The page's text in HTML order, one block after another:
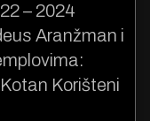
– 2024
Aranžman i
Korišteni